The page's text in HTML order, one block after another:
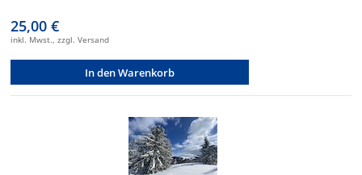
25,00 €
inkl. Mwst., zzgl. Versand
In den Warenkorb